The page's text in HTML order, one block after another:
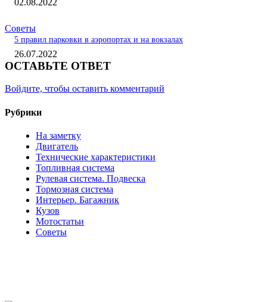
Советы
5 правил парковки в аэропортах и на вокзалах
26.07.2022
ОСТАВЬТЕ ОТВЕТ
Войдите, чтобы оставить комментарий
Рубрики
На заметку
Двигатель
Технические характеристики
Топливная система
Рулевая система. Подвеска
Тормозная система
Интерьер. Багажник
Кузов
Мотостатьи
Советы